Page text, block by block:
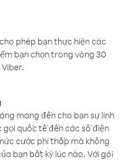
phép bạn thực hiện các
bạn chọn trong vòng 30
mang đến cho bạn sự linh
quốc tế đến các số điện
cước phí thấp mà không
bạn bất kỳ lúc nào. Với gói